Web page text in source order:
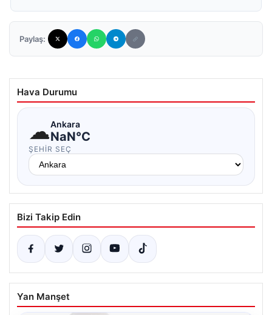
Paylaş:
Hava Durumu
☁Ankara
NaN°C
ŞEHIR SEÇ
Bizi Takip Edin
Yan Manşet